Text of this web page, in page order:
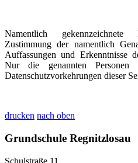
Namentlich
Zustimmung der namentlich
Auffassungen und Erkenntnisse
Nur die genannten
Datenschutzvorkehrungen dieser
drucken nach oben
Grundschule Regnitzlosau
Schulstraße 11